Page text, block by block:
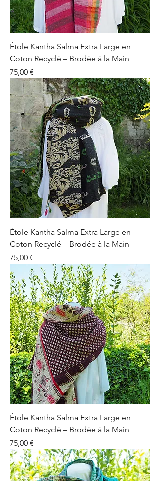
Étole Kantha Salma Extra Large en
Coton Recyclé – Brodée à la Main
Prix
75,00 €
Étole Kantha Salma Extra Large en
Coton Recyclé – Brodée à la Main
Prix
75,00 €
Étole Kantha Salma Extra Large en
Coton Recyclé – Brodée à la Main
Prix
75,00 €